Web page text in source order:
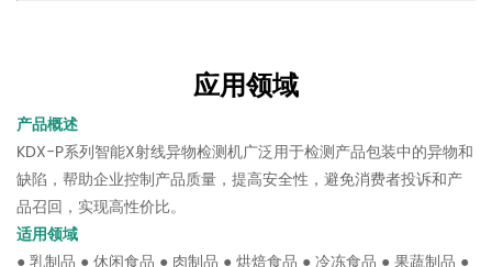
应用领域
产品概述
KDX-P系列智能X射线异物检测机广泛用于检测产品包装中的异物和
缺陷，帮助企业控制产品质量，提高安全性，避免消费者投诉和产
品召回，实现高性价比。
适用领域
● 乳制品 ● 休闲食品 ● 肉制品 ● 烘焙食品 ● 冷冻食品 ● 果蔬制品 ●